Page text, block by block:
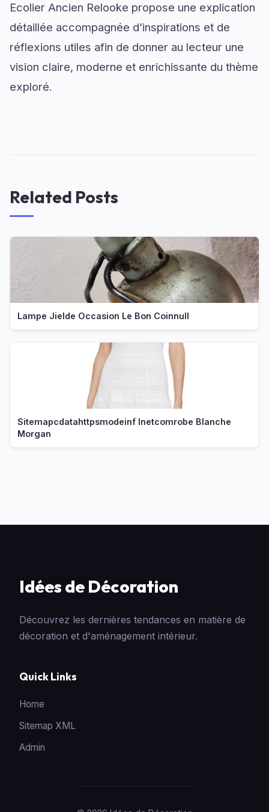
Ecolier Ancien Relooke propose une explication
détaillée accompagnée d’inspirations et de
réflexions utiles afin de donner au lecteur une
vision claire, moderne et enrichissante du thème
exploré.
Related Posts
Lampe Jielde Occasion Le Bon Coinnull
Sitemapcdatahttpsmodeinf Inetcomrobe Blanche
Morgan
Idées de Décoration
Découvrez les dernières tendances en matière de
décoration et d'aménagement intérieur.
Quick Links
Home
Sitemap XML
Admin